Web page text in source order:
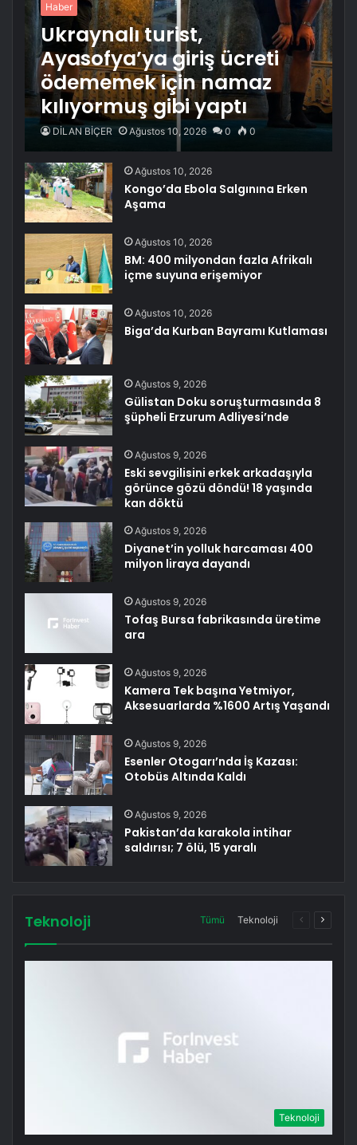
Haber
Ukraynalı turist,
Ayasofya’ya giriş ücreti
ödememek için namaz
kılıyormuş gibi yaptı
DİLAN BİÇER Ağustos 10, 2026 0 0
Ağustos 10, 2026
Kongo’da Ebola Salgınına Erken
Aşama
Ağustos 10, 2026
BM: 400 milyondan fazla Afrikalı
içme suyuna erişemiyor
Ağustos 10, 2026
Biga’da Kurban Bayramı Kutlaması
Ağustos 9, 2026
Gülistan Doku soruşturmasında 8
şüpheli Erzurum Adliyesi’nde
Ağustos 9, 2026
Eski sevgilisini erkek arkadaşıyla
görünce gözü döndü! 18 yaşında
kan döktü
Ağustos 9, 2026
Diyanet’in yolluk harcaması 400
milyon liraya dayandı
Ağustos 9, 2026
Tofaş Bursa fabrikasında üretime
ara
Ağustos 9, 2026
Kamera Tek başına Yetmiyor,
Aksesuarlarda %1600 Artış Yaşandı
Ağustos 9, 2026
Esenler Otogarı’nda İş Kazası:
Otobüs Altında Kaldı
Ağustos 9, 2026
Pakistan’da karakola intihar
saldırısı; 7 ölü, 15 yaralı
Teknoloji Tümü Teknoloji
ÖncekiSonraki
Teknoloji